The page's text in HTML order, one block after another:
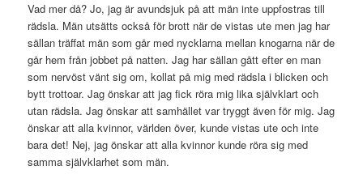
Vad mer då? Jo, jag är avundsjuk på att män inte uppfostras till
rädsla. Män utsätts också för brott när de vistas ute men jag har
sällan träffat män som går med nycklarna mellan knogarna när de
går hem från jobbet på natten. Jag har sällan gått efter en man
som nervöst vänt sig om, kollat på mig med rädsla i blicken och
bytt trottoar. Jag önskar att jag fick röra mig lika självklart och
utan rädsla. Jag önskar att samhället var tryggt även för mig. Jag
önskar att alla kvinnor, världen över, kunde vistas ute och inte
bara det! Nej, jag önskar att alla kvinnor kunde röra sig med
samma självklarhet som män.